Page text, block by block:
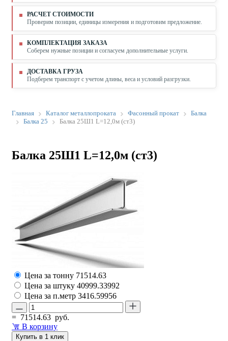
РАСЧЕТ СТОИМОСТИ
Проверим позиции, единицы измерения и подготовим предложение.
КОМПЛЕКТАЦИЯ ЗАКАЗА
Соберем нужные позиции и согласуем дополнительные услуги.
ДОСТАВКА ГРУЗА
Подберем транспорт с учетом длины, веса и условий разгрузки.
Главная Каталог металлопроката Фасонный прокат
Балка
Балка 25
Балка 25Ш1 L=12,0м (ст3)
Балка 25Ш1 L=12,0м (ст3)
Цена за тонну 71514.63
Цена за штуку 40999.33992
Цена за п.метр 3416.59956
= 71514.63 руб.
В корзину
Купить в 1 клик